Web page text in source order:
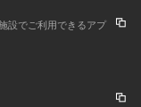
設でご利用できるアプ